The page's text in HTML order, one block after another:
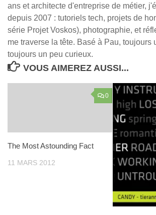
ans et architecte d'entreprise de métier,
depuis 2007 : tutoriels tech, projets de
série Projet Voskos), photographie, et
me traverse la tête. Basé à Pau, toujours
toujours un peu curieux.
VOUS AIMEREZ AUSSI...
0
The Most Astounding Fact
11 MARS 2012